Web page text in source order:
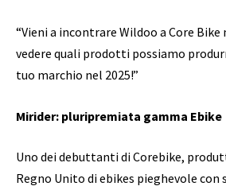
“Vieni a incontrare Wildoo a Core Bike
vedere quali prodotti possiamo
tuo marchio nel 2025!”
Mirider: pluripremiata gamma Ebike
Uno dei debuttanti di Corebike,
Regno Unito di ebikes pieghevole con